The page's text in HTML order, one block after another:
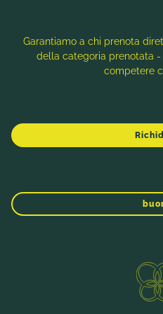
da€ 123,-
1 data di prenotazione
Garantiamo a chi prenota
della categoria prenotata
competere